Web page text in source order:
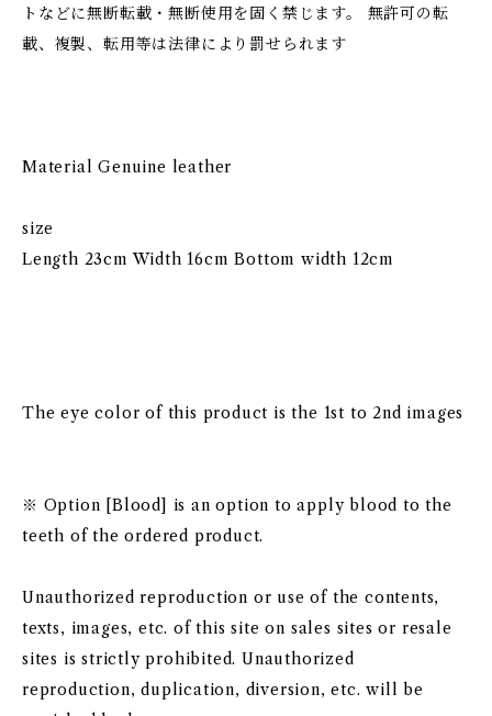
トなどに無断転載・無断使用を固く禁じます。 無許可の転
載、複製、転用等は法律により罰せられます
Material Genuine leather
size
Length 23cm Width 16cm Bottom width 12cm
The eye color of this product is the 1st to 2nd images
※ Option [Blood] is an option to apply blood to the
teeth of the ordered product.
Unauthorized reproduction or use of the contents,
texts, images, etc. of this site on sales sites or resale
sites is strictly prohibited. Unauthorized
reproduction, duplication, diversion, etc. will be